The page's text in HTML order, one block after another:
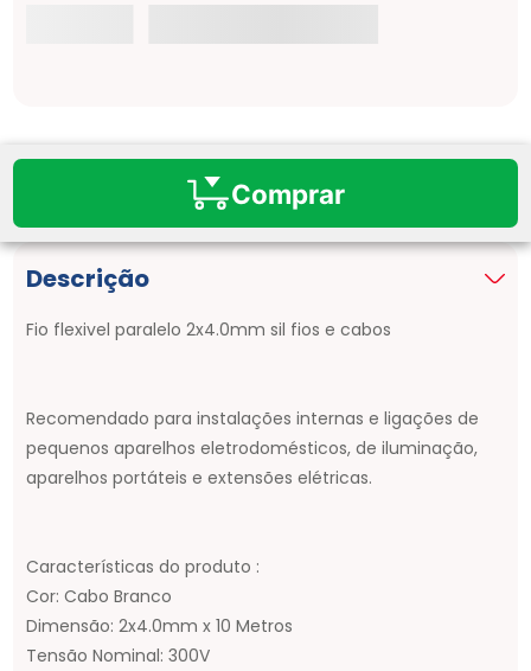
Comprar
Descrição
Fio flexivel paralelo 2x4.0mm sil fios e cabos
Recomendado para instalações internas e ligações de
pequenos aparelhos eletrodomésticos, de iluminação,
aparelhos portáteis e extensões elétricas.
Características do produto :
Cor: Cabo Branco
Dimensão: 2x4.0mm x 10 Metros
Tensão Nominal: 300V